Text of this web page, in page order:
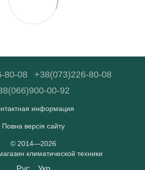
80-08
+38(073)226-80-08
00-92
информация
Повна версія сайту
© 2014—2026
климатической техники